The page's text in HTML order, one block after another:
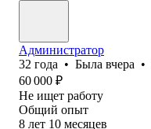
Администратор
32 года • Была вчера •
60 000 ₽
Не ищет работу
Общий опыт
8 лет 10 месяцев